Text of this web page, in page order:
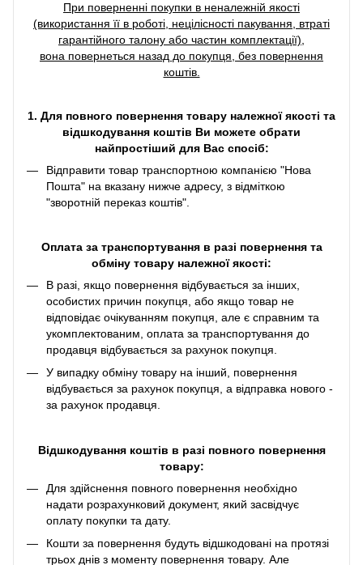
При поверненні покупки в неналежній якості
(використання її в роботі, нецілісності пакування, втраті
гарантійного талону або частин комплектації),
вона повернеться назад до покупця, без повернення
коштів.
1. Для повного повернення товару належної якості та
відшкодування коштів Ви можете обрати
найпростіший для Вас спосіб:
Відправити товар транспортною компанією "Нова
Пошта" на вказану нижче адресу, з відміткою
"зворотній переказ коштів".
Оплата за транспортування в разі повернення та
обміну товару належної якості:
В разі, якщо повернення відбувається за інших,
особистих причин покупця, або якщо товар не
відповідає очікуванням покупця, але є справним та
укомплектованим, оплата за транспортування до
продавця відбувається за рахунок покупця.
У випадку обміну товару на інший, повернення
відбувається за рахунок покупця, а відправка нового -
за рахунок продавця.
Відшкодування коштів в разі повного повернення
товару:
Для здійснення повного повернення необхідно
надати розрахунковий документ, який засвідчує
оплату покупки та дату.
Кошти за повернення будуть відшкодовані на протязі
трьох днів з моменту повернення товару. Але